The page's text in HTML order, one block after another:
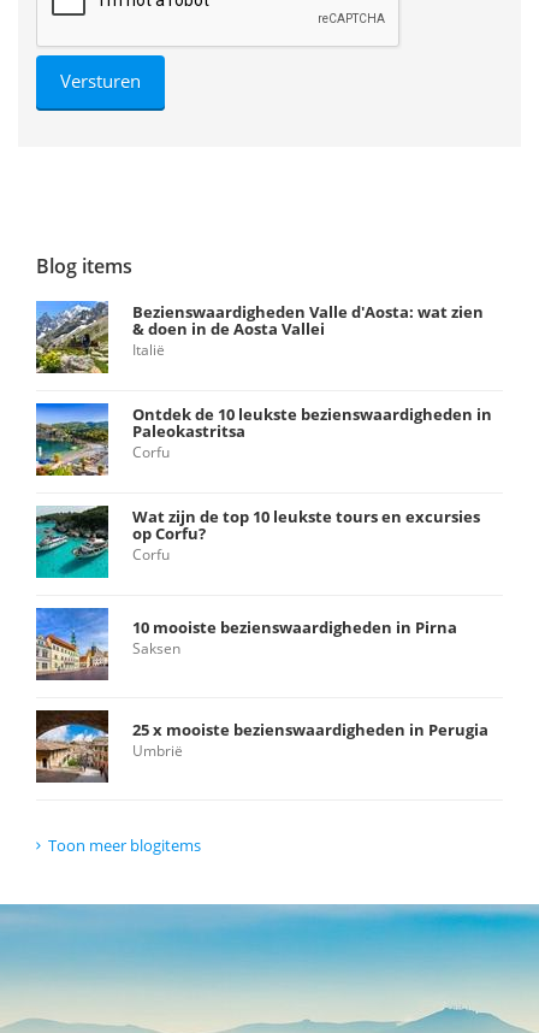
Blog items
Bezienswaardigheden Valle d'Aosta: wat zien
& doen in de Aosta Vallei
Italië
Ontdek de 10 leukste bezienswaardigheden in
Paleokastritsa
Corfu
Wat zijn de top 10 leukste tours en excursies
op Corfu?
Corfu
10 mooiste bezienswaardigheden in Pirna
Saksen
25 x mooiste bezienswaardigheden in Perugia
Umbrië
Toon meer blogitems